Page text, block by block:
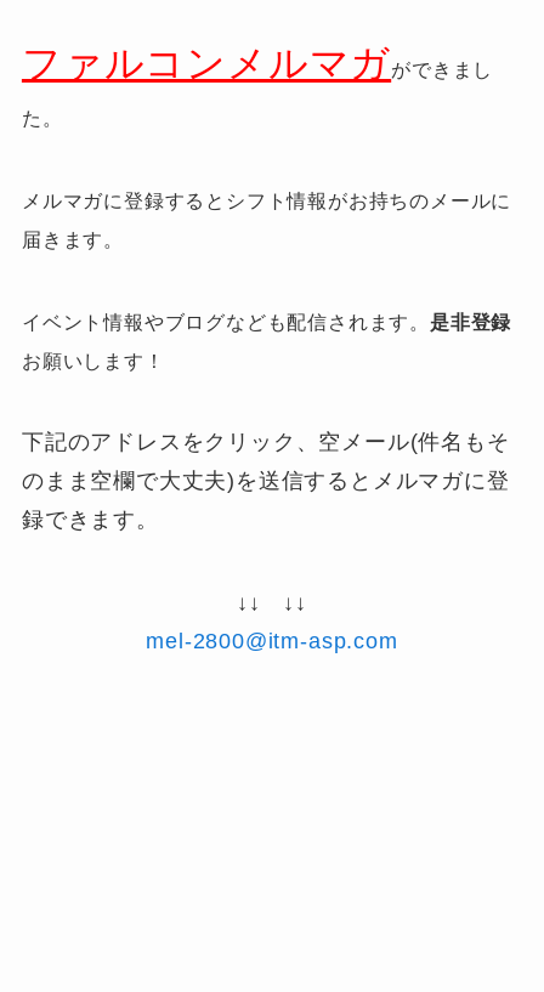
ファルコンメルマガができまし
た。
メルマガに登録するとシフト情報がお持ちのメールに
届きます。
イベント情報やブログなども配信されます。是非登録
お願いします！
下記のアドレスをクリック、空メール(件名もそ
のまま空欄で大丈夫)を送信するとメルマガに登
録できます。
↓↓ ↓↓
mel-2800@itm-asp.com